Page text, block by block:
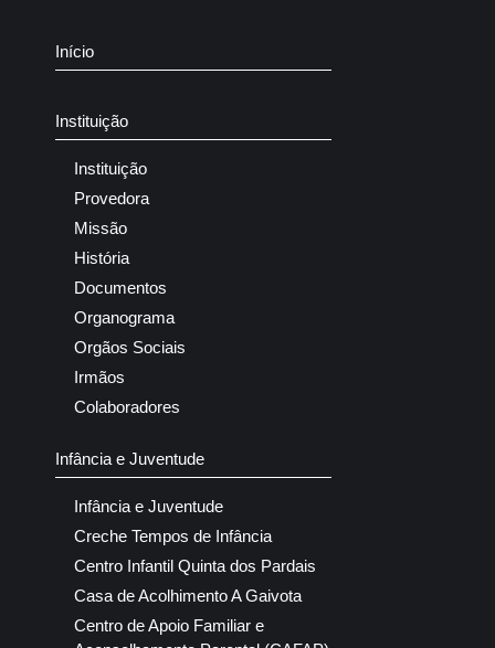
Início
Instituição
Instituição
Provedora
Missão
História
Documentos
Organograma
Orgãos Sociais
Irmãos
Colaboradores
Infância e Juventude
Infância e Juventude
Creche Tempos de Infância
Centro Infantil Quinta dos Pardais
Casa de Acolhimento A Gaivota
Centro de Apoio Familiar e